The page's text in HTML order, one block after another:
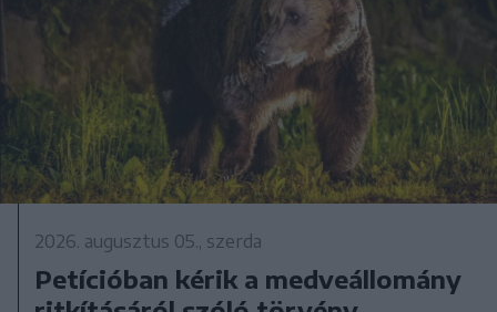
2026. augusztus 05., szerda
Petícióban kérik a medveállomány